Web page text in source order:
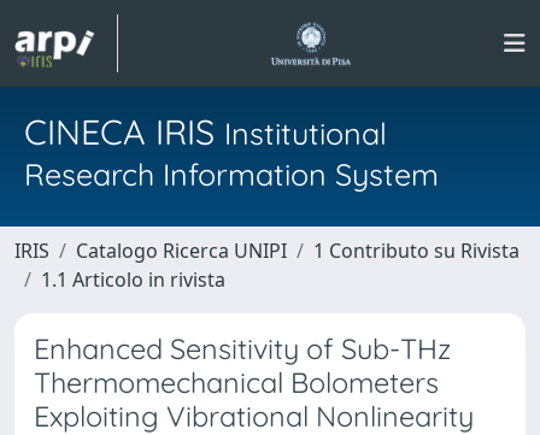
CINECA IRIS Institutional
Research Information System
IRIS Catalogo Ricerca UNIPI
1 Contributo su Rivista
1.1 Articolo in rivista
Enhanced Sensitivity of Sub-THz
Thermomechanical Bolometers
Exploiting Vibrational Nonlinearity